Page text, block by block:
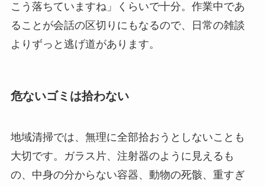
こう落ちていますね」くらいで十分。作業中であ
ることが会話の区切りにもなるので、日常の雑談
よりずっと逃げ道があります。
危ないゴミは拾わない
地域清掃では、無理に全部拾おうとしないことも
大切です。ガラス片、注射器のように見えるも
の、中身の分からない容器、動物の死骸、重すぎ